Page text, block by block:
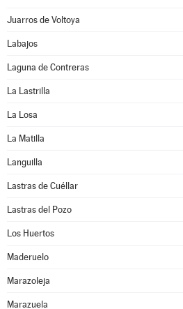
Juarros de Voltoya
Labajos
Laguna de Contreras
La Lastrilla
La Losa
La Matilla
Languilla
Lastras de Cuéllar
Lastras del Pozo
Los Huertos
Maderuelo
Marazoleja
Marazuela